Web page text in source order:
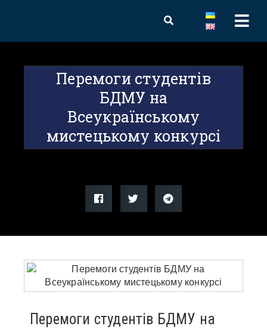
Перемоги студентів
БДМУ на
Всеукраїнському
мистецькому конкурсі
Перемоги студентів БДМУ на